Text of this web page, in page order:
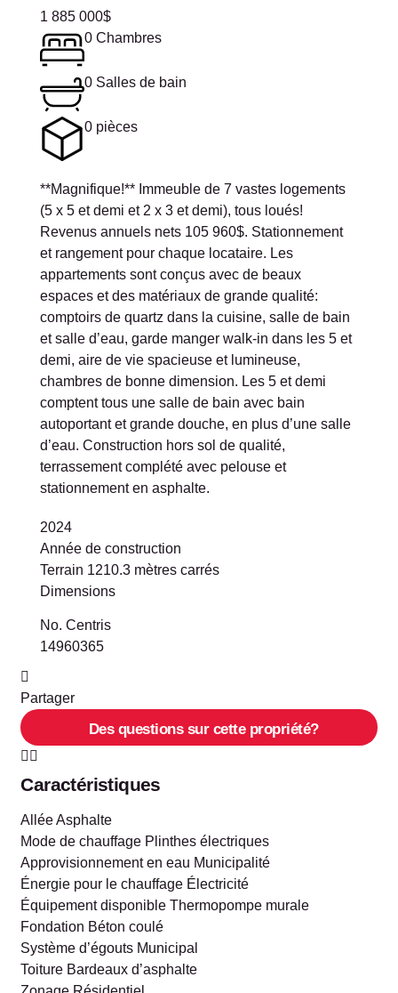
1 885 000$
0 Chambres
0 Salles de bain
0 pièces
**Magnifique!** Immeuble de 7 vastes logements
(5 x 5 et demi et 2 x 3 et demi), tous loués!
Revenus annuels nets 105 960$. Stationnement
et rangement pour chaque locataire. Les
appartements sont conçus avec de beaux
espaces et des matériaux de grande qualité:
comptoirs de quartz dans la cuisine, salle de bain
et salle d’eau, garde manger walk-in dans les 5 et
demi, aire de vie spacieuse et lumineuse,
chambres de bonne dimension. Les 5 et demi
comptent tous une salle de bain avec bain
autoportant et grande douche, en plus d’une salle
d’eau. Construction hors sol de qualité,
terrassement complété avec pelouse et
stationnement en asphalte.
2024
Année de construction
Terrain 1210.3 mètres carrés
Dimensions
No. Centris
14960365
Partager
Des questions sur cette propriété?
Caractéristiques
Allée Asphalte
Mode de chauffage Plinthes électriques
Approvisionnement en eau Municipalité
Énergie pour le chauffage Électricité
Équipement disponible Thermopompe murale
Fondation Béton coulé
Système d’égouts Municipal
Toiture Bardeaux d’asphalte